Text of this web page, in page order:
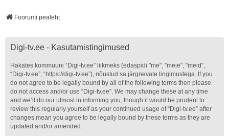
Foorumi pealeht
Digi-tv.ee - Kasutamistingimused
Hakates kommuuni “Digi-tv.ee” liikmeks (edaspidi "me", "meie", "meid",
“Digi-tv.ee”, “https://digi-tv.ee”), nõustud sa järgnevate tingimustega. If you
do not agree to be legally bound by all of the following terms then please
do not access and/or use “Digi-tv.ee”. We may change these at any time
and we’ll do our utmost in informing you, though it would be prudent to
review this regularly yourself as your continued usage of “Digi-tv.ee” after
changes mean you agree to be legally bound by these terms as they are
updated and/or amended.